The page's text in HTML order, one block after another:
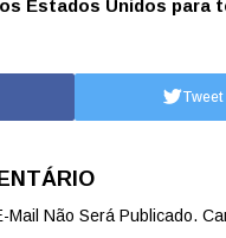
os Estados Unidos para
Tweet
Mail Não Será Publicado.